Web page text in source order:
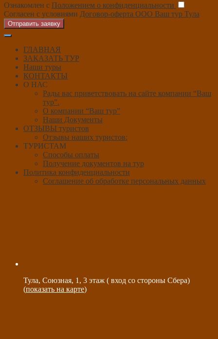
Ознакомлен с Положением о конфиденциальности
Согласен с условиями Договор-оферта ООО Ваш тур Тула
Отправить заявку
ГЛАВНАЯ
ЗАКАЗАТЬ ТУР
Наши туры
КОНТАКТЫ
О НАС
Рады вас приветствовать на сайте компании “Ваш
тур”.
О компании “Ваш тур”
Наши Документы
ОТЗЫВЫ туристов
Отзывы наших туристов:
ТУРИСТАМ
Способы оплаты
Получение документов на тур
Политика конфиденциальности
Соглашение об обработке персональных данных
Тула, Союзная, 1, 3 этаж ( вход со стороны Сбера)
(показать на карте)